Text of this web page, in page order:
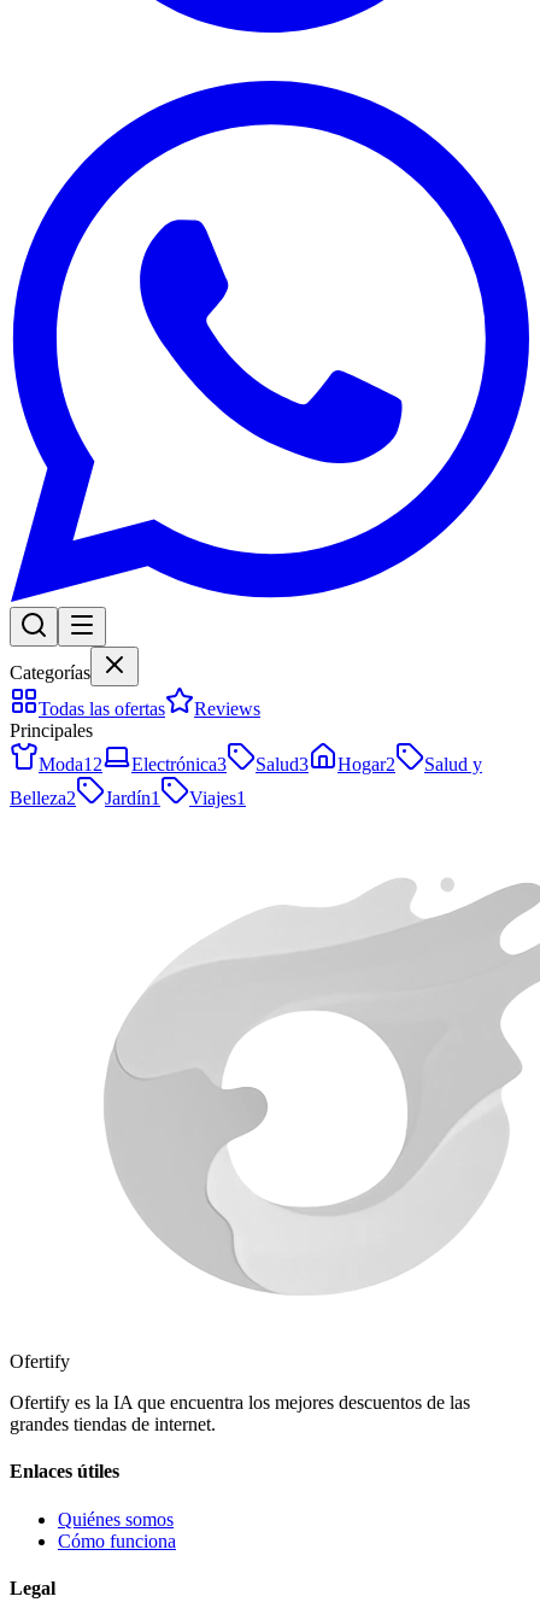
Categorías
Todas las ofertas
Reviews
Principales
Moda12 Electrónica3 Salud3 Hogar2
Salud y
Belleza2 Jardín1 Viajes1
Ofertify
Ofertify es la IA que encuentra los mejores descuentos de las
grandes tiendas de internet.
Enlaces útiles
Quiénes somos
Cómo funciona
Legal